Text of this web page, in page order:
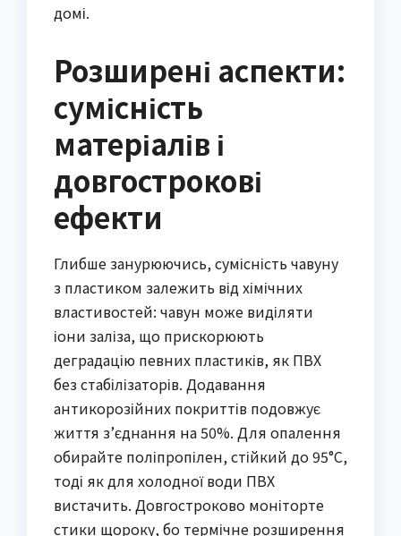
домі.
Розширені аспекти:
сумісність
матеріалів і
довгострокові
ефекти
Глибше занурюючись, сумісність чавуну
з пластиком залежить від хімічних
властивостей: чавун може виділяти
іони заліза, що прискорюють
деградацію певних пластиків, як ПВХ
без стабілізаторів. Додавання
антикорозійних покриттів подовжує
життя з’єднання на 50%. Для опалення
обирайте поліпропілен, стійкий до 95°C,
тоді як для холодної води ПВХ
вистачить. Довгостроково моніторте
стики щороку, бо термічне розширення